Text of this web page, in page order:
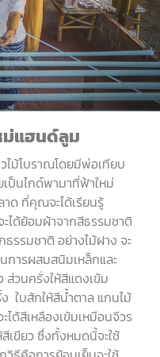
ม่แฮนด์ลูม
ไม้โบราณโดยมีพ่อเทียบ
นไกด์พามาที่ฟ้าใหม่
ด ที่คุณจะได้เรียนรู้
ได้ย้อมผ้าจากสีธรรมชาติ
รรมชาติ อย่างไม้ฝาง จะ
ารผสมสนิมเหล็กและ
ส่วนครั่งให้สีแดงเข้ม
ใบสักให้สีน้ำตาล แกนไม้
ได้สีเหลืองเข้มเหมือนจีวร
เขียว ซึ่งทั้งหมดนี้จะใช้